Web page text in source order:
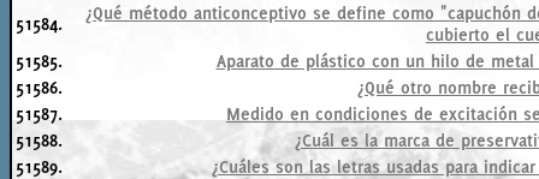
51584.
¿Qué método anticonceptivo se define como "capuchón
cubierto el
51585.
Aparato de plástico con un hilo de
51586.
¿Qué otro nombre
51587.
Medido en condiciones de excitación
51588.
¿Cuál es la marca de
51589.
¿Cuáles son las letras usadas para